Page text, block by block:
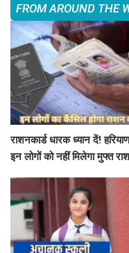
FROM AROUND THE
राशनकार्ड धारक ध्यान दें!
इन लोगों को नहीं मिलेगा मुफ्त